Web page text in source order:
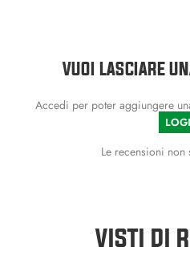
VUOI LASCIARE
Accedi per poter aggiungere
Le recensioni
VISTI DI